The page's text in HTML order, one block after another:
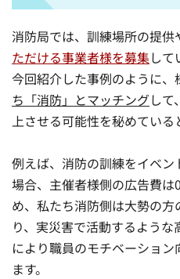
消防局では、訓練場所の提
ただける事業者様を募集して
今回紹介した事例のように、
ち「消防」とマッチングして
上させる可能性を秘めている
例えば、消防の訓練をイベ
場合、主催者様側の広告費
め、私たち消防側は大勢の
り、実災害で活動するよう
により職員のモチベーショ
ます。